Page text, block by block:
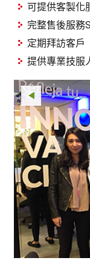
可提供客製化
完整售後服務
定期拜訪客戶
提供專業技服